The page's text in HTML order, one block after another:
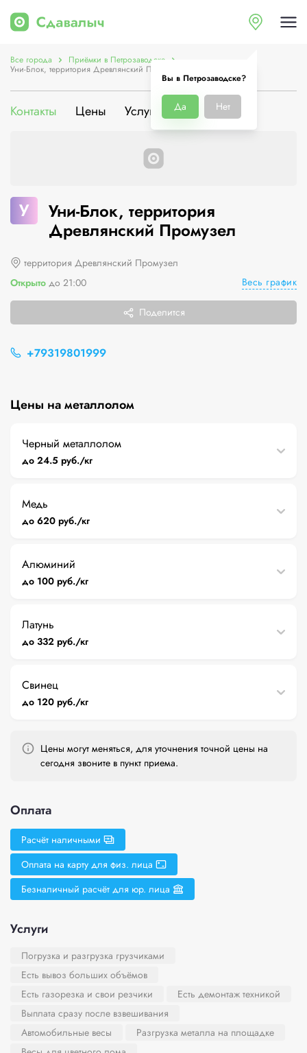
Вы в Петрозаводске?
Да Нет
Все города Приёмки в Петрозаводске
Уни-Блок, территория Древлянский Промузел
Контакты Цены Услуги О компании
У
Уни-Блок, территория
Древлянский Промузел
территория Древлянский Промузел
Открыто до 21:00 Весь график
Поделится
+79319801999
Цены на металлолом
Черный металлолом
до 24.5 руб./кг
Медь
до 620 руб./кг
Алюминий
до 100 руб./кг
Латунь
до 332 руб./кг
Свинец
до 120 руб./кг
Цены могут меняться, для уточнения точной цены на
сегодня звоните в пункт приема.
Оплата
Расчёт наличными
Оплата на карту для физ. лица
Безналичный расчёт для юр. лица
Услуги
Погрузка и разгрузка грузчиками
Есть вывоз больших объёмов
Есть газорезка и свои резчики
Есть демонтаж техникой
Выплата сразу после взвешивания
Автомобильные весы
Разгрузка металла на площадке